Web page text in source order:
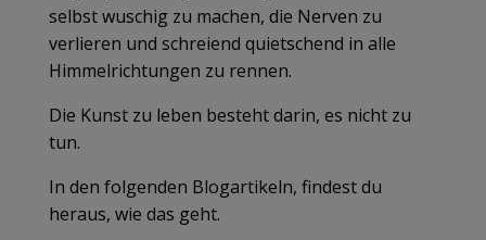
selbst wuschig zu machen, die Nerven zu
verlieren und schreiend quietschend in alle
Himmelrichtungen zu rennen.
Die Kunst zu leben besteht darin, es nicht zu
tun.
In den folgenden Blogartikeln, findest du
heraus, wie das geht.